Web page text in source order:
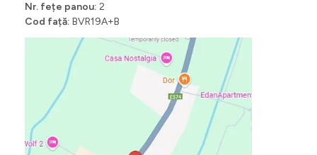
Nr. fețe panou: 2
Cod față: BVR19A+B